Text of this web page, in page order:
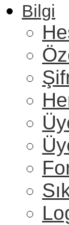
Bilgi